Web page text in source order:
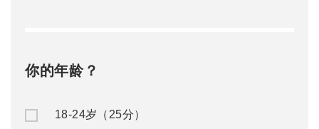
你的年龄？
18-24岁（25分）